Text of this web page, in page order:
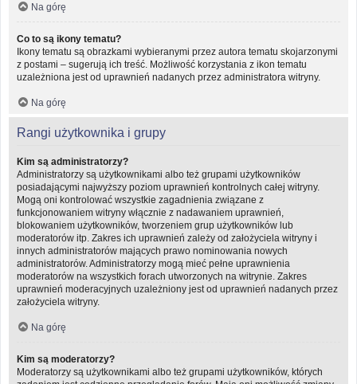
Na górę
Co to są ikony tematu?
Ikony tematu są obrazkami wybieranymi przez autora tematu skojarzonymi
z postami – sugerują ich treść. Możliwość korzystania z ikon tematu
uzależniona jest od uprawnień nadanych przez administratora witryny.
Na górę
Rangi użytkownika i grupy
Kim są administratorzy?
Administratorzy są użytkownikami albo też grupami użytkowników
posiadającymi najwyższy poziom uprawnień kontrolnych całej witryny.
Mogą oni kontrolować wszystkie zagadnienia związane z
funkcjonowaniem witryny włącznie z nadawaniem uprawnień,
blokowaniem użytkowników, tworzeniem grup użytkowników lub
moderatorów itp. Zakres ich uprawnień zależy od założyciela witryny i
innych administratorów mających prawo nominowania nowych
administratorów. Administratorzy mogą mieć pełne uprawnienia
moderatorów na wszystkich forach utworzonych na witrynie. Zakres
uprawnień moderacyjnych uzależniony jest od uprawnień nadanych przez
założyciela witryny.
Na górę
Kim są moderatorzy?
Moderatorzy są użytkownikami albo też grupami użytkowników, których